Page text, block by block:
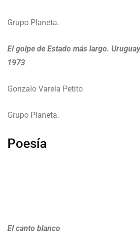
Grupo Planeta.
El golpe de Estado más largo.
1973
Gonzalo Varela Petito
Grupo Planeta.
Poesía
El canto blanco